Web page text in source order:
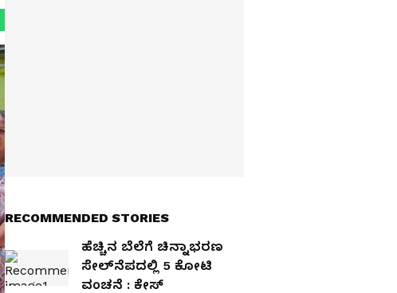
RECOMMENDED STORIES
ಹೆಚ್ಚಿನ ಬೆಲೆಗೆ ಚಿನ್ನಾಭರಣ
ಸೇಲ್‌ನೆಪದಲ್ಲಿ 5 ಕೋಟಿ
ವಂಚನೆ : ಕೇಸ್‌